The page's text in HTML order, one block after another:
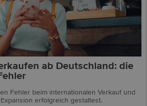
ab Deutschland: die
Fehler beim internationalen Verkauf und
erfolgreich gestaltest.